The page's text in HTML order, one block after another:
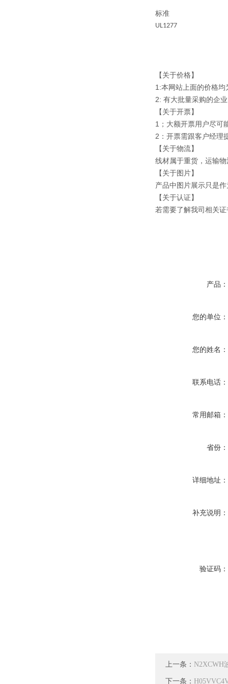
标准
UL1277
【关于价格】
1:本网站上面的价格
2: 有大批量采购的企
【关于开票】
1；大额开票用户尽可
2：开票需跟客户经理
【关于物流】
线材属于重货，运输
【关于图片】
产品中图片展示只是
【关于认证】
若需要了解我司相关
产品：
您的单位：
您的姓名：
联系电话：
常用邮箱：
省份：
详细地址：
补充说明：
验证码：
上一条： N2XCWH
下一条：